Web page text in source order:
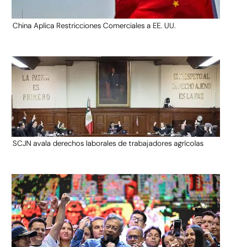
China Aplica Restricciones Comerciales a EE. UU.
SCJN avala derechos laborales de trabajadores agrícolas